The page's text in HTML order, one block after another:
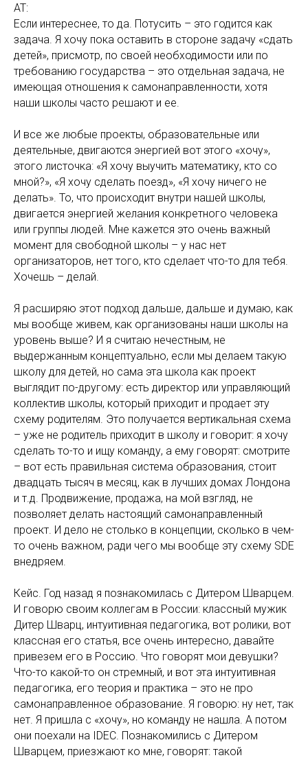
АТ:
Если интереснее, то да. Потусить – это годится как
задача. Я хочу пока оставить в стороне задачу «сдать
детей», присмотр, по своей необходимости или по
требованию государства – это отдельная задача, не
имеющая отношения к самонаправленности, хотя
наши школы часто решают и ее.
И все же любые проекты, образовательные или
деятельные, двигаются энергией вот этого «хочу»,
этого листочка: «Я хочу выучить математику, кто со
мной?», «Я хочу сделать поезд», «Я хочу ничего не
делать». То, что происходит внутри нашей школы,
двигается энергией желания конкретного человека
или группы людей. Мне кажется это очень важный
момент для свободной школы – у нас нет
организаторов, нет того, кто сделает что-то для тебя.
Хочешь – делай.
Я расширяю этот подход дальше, дальше и думаю, как
мы вообще живем, как организованы наши школы на
уровень выше? И я считаю нечестным, не
выдержанным концептуально, если мы делаем такую
школу для детей, но сама эта школа как проект
выглядит по-другому: есть директор или управляющий
коллектив школы, который приходит и продает эту
схему родителям. Это получается вертикальная схема
– уже не родитель приходит в школу и говорит: я хочу
сделать то-то и ищу команду, а ему говорят: смотрите
– вот есть правильная система образования, стоит
двадцать тысяч в месяц, как в лучших домах Лондона
и т.д. Продвижение, продажа, на мой взгляд, не
позволяет делать настоящий самонаправленный
проект. И дело не столько в концепции, сколько в чем-
то очень важном, ради чего мы вообще эту схему SDE
внедряем.
Кейс. Год назад я познакомилась с Дитером Шварцем.
И говорю своим коллегам в России: классный мужик
Дитер Шварц, интуитивная педагогика, вот ролики, вот
классная его статья, все очень интересно, давайте
привезем его в Россию. Что говорят мои девушки?
Что-то какой-то он стремный, и вот эта интуитивная
педагогика, его теория и практика – это не про
самонаправленное образование. Я говорю: ну нет, так
нет. Я пришла с «хочу», но команду не нашла. А потом
они поехали на IDEC. Познакомились с Дитером
Шварцем, приезжают ко мне, говорят: такой